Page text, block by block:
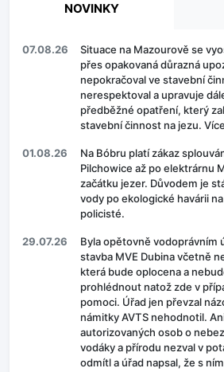
NOVINKY
07.08.26
Situace na Mazourově se
přes opakovaná důrazná
nepokračoval ve stavební
nerespektoval a upravuje
předběžné opatření, který
stavební činnost na jezu.
01.08.26
Na Bóbru platí zákaz
Pilchowice až po elektrárnu
začátku jezer. Důvodem je
vody po ekologické havárii
policisté.
29.07.26
Byla opětovně vodoprávním
stavba MVE Dubina včetně
která bude oplocena a
prohlédnout natož zde v
pomoci. Úřad jen převzal
námitky AVTS nehodnotil.
autorizovaných osob o
vodáky a přírodu nezval v
odmítl a úřad napsal, že s